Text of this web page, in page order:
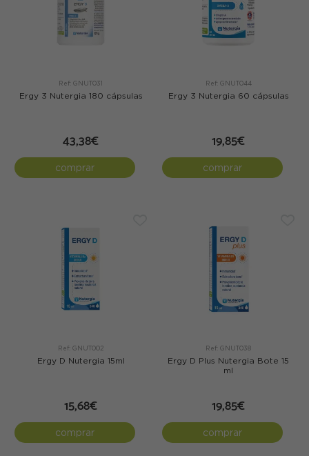
Ref: GNUT031
Ergy 3 Nutergia 180 cápsulas
43,38€
comprar
Ref: GNUT044
Ergy 3 Nutergia 60 cápsulas
19,85€
comprar
Ref: GNUT002
Ergy D Nutergia 15ml
15,68€
comprar
Ref: GNUT038
Ergy D Plus Nutergia Bote 15
ml
19,85€
comprar